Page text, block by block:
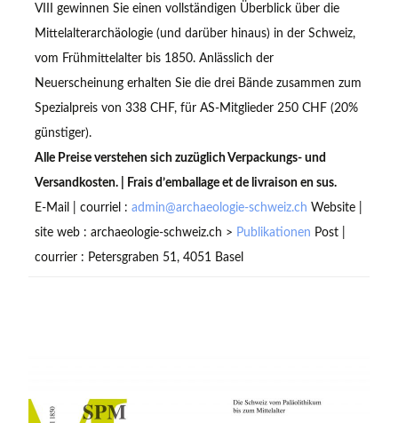
VIII gewinnen Sie einen vollständigen Überblick über die
Mittelalterarchäologie (und darüber hinaus) in der Schweiz,
vom Frühmittelalter bis 1850. Anlässlich der
Neuerscheinung erhalten Sie die drei Bände zusammen zum
Spezialpreis von 338 CHF, für AS-Mitglieder 250 CHF (20%
günstiger).
Alle Preise verstehen sich zuzüglich Verpackungs- und
Versandkosten. | Frais d’emballage et de livraison en sus.
E-Mail | courriel : admin@archaeologie-schweiz.ch Website |
site web : archaeologie-schweiz.ch > Publikationen Post |
courrier : Petersgraben 51, 4051 Basel